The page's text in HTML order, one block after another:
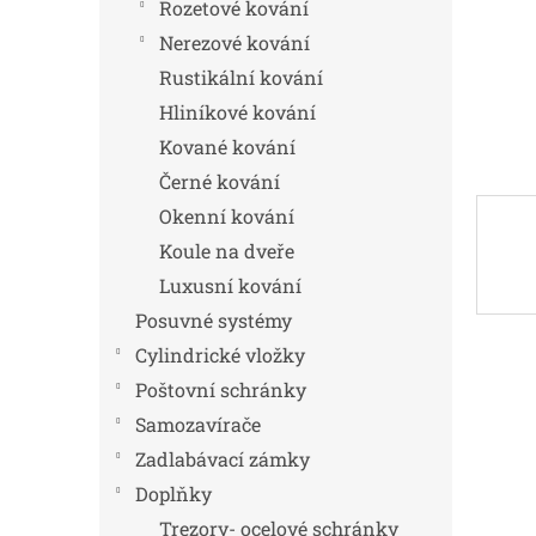
Rozetové kování
Nerezové kování
Rustikální kování
Hliníkové kování
Kované kování
Černé kování
Okenní kování
Koule na dveře
Luxusní kování
Posuvné systémy
Cylindrické vložky
Poštovní schránky
Samozavírače
Zadlabávací zámky
Doplňky
Trezory- ocelové schránky